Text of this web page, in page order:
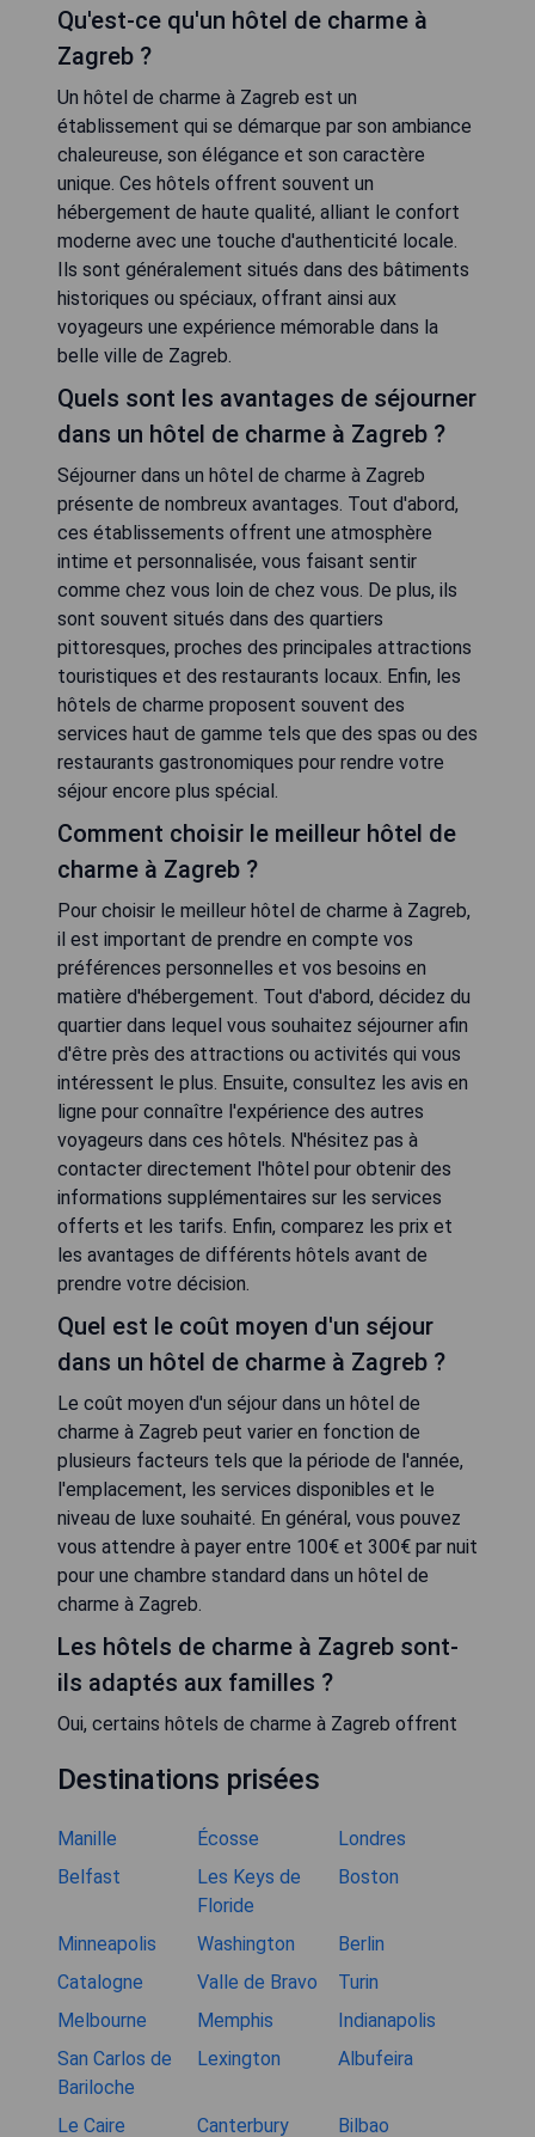
Qu'est-ce qu'un hôtel de charme à
Zagreb ?
Un hôtel de charme à Zagreb est un
établissement qui se démarque par son ambiance
chaleureuse, son élégance et son caractère
unique. Ces hôtels offrent souvent un
hébergement de haute qualité, alliant le confort
moderne avec une touche d'authenticité locale.
Ils sont généralement situés dans des bâtiments
historiques ou spéciaux, offrant ainsi aux
voyageurs une expérience mémorable dans la
belle ville de Zagreb.
Quels sont les avantages de séjourner
dans un hôtel de charme à Zagreb ?
Séjourner dans un hôtel de charme à Zagreb
présente de nombreux avantages. Tout d'abord,
ces établissements offrent une atmosphère
intime et personnalisée, vous faisant sentir
comme chez vous loin de chez vous. De plus, ils
sont souvent situés dans des quartiers
pittoresques, proches des principales attractions
touristiques et des restaurants locaux. Enfin, les
hôtels de charme proposent souvent des
services haut de gamme tels que des spas ou des
restaurants gastronomiques pour rendre votre
séjour encore plus spécial.
Comment choisir le meilleur hôtel de
charme à Zagreb ?
Pour choisir le meilleur hôtel de charme à Zagreb,
il est important de prendre en compte vos
préférences personnelles et vos besoins en
matière d'hébergement. Tout d'abord, décidez du
quartier dans lequel vous souhaitez séjourner afin
d'être près des attractions ou activités qui vous
intéressent le plus. Ensuite, consultez les avis en
ligne pour connaître l'expérience des autres
voyageurs dans ces hôtels. N'hésitez pas à
contacter directement l'hôtel pour obtenir des
informations supplémentaires sur les services
offerts et les tarifs. Enfin, comparez les prix et
les avantages de différents hôtels avant de
prendre votre décision.
Quel est le coût moyen d'un séjour
dans un hôtel de charme à Zagreb ?
Le coût moyen d'un séjour dans un hôtel de
charme à Zagreb peut varier en fonction de
plusieurs facteurs tels que la période de l'année,
l'emplacement, les services disponibles et le
niveau de luxe souhaité. En général, vous pouvez
vous attendre à payer entre 100€ et 300€ par nuit
pour une chambre standard dans un hôtel de
charme à Zagreb.
Les hôtels de charme à Zagreb sont-
ils adaptés aux familles ?
Oui, certains hôtels de charme à Zagreb offrent
Destinations prisées
Manille Écosse
Londres
Belfast
Les Keys de
Floride
Boston
Minneapolis Washington
Berlin
Catalogne
Valle de Bravo
Turin
Melbourne
Memphis
Indianapolis
San Carlos de
Bariloche
Lexington Albufeira
Le Caire Canterbury Bilbao